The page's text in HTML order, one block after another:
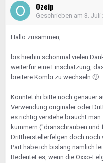
Ozeip
Geschrieben am 3. Juli
Hallo zusammen,
bis hierhin schonmal vielen
weiterfür eine Einschätzung,
breitere Kombi zu wechseln 🙂
Könntet ihr bitte noch genauer
Verwendung originaler oder
es richtig verstehe braucht
kümmern ("dranschrauben
Drittherstellerfelgen doch noch
Part habe ich bislang nämlich
Bedeutet es, wenn die Oxxo-